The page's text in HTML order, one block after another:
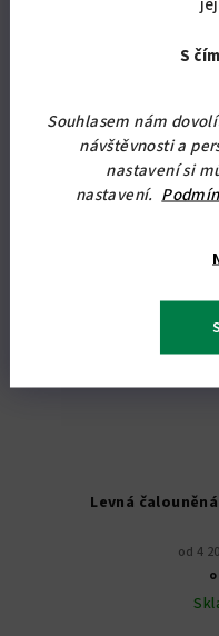
S
Souhlasem nám
návštěvnosti a
nastavení si
nastavení.
Čalouněná válenda s
Tip
Levná
od 4